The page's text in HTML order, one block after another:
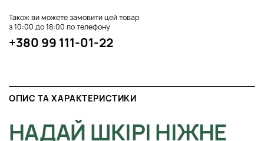
Також ви можете замовити цей товар
з 10:00 до 18:00 по телефону
+380 99 111-01-22
ОПИС ТА ХАРАКТЕРИСТИКИ
НАДАЙ ШКІРІ НІЖНЕ